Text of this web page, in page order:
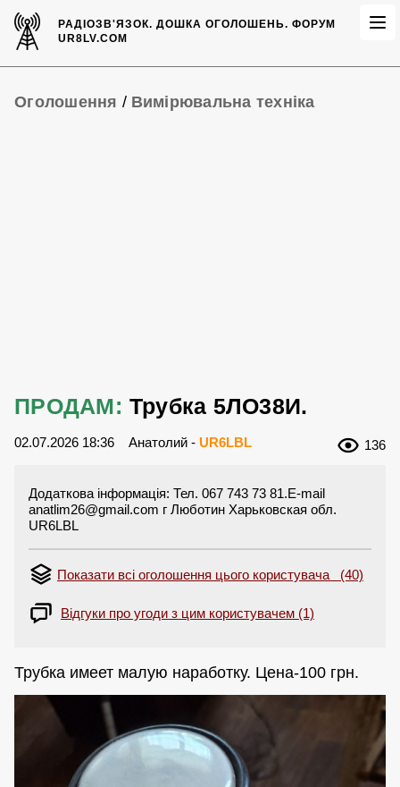
РАДІОЗВ'ЯЗОК.ДОШКА ОГОЛОШЕНЬ. ФОРУМ
UR8LV.COM
Оголошення / Вимірювальна техніка
ПРОДАМ: Трубка 5ЛО38И.
02.07.2026 18:36 Анатолий - UR6LBL 136
Додаткова інформація: Тел. 067 743 73 81.E-mail
anatlim26@gmail.com г Люботин Харьковская обл.
UR6LBL
Показати всі оголошення цього користувача (40)
Відгуки про угоди з цим користувачем (1)
Трубка имеет малую наработку. Цена-100 грн.